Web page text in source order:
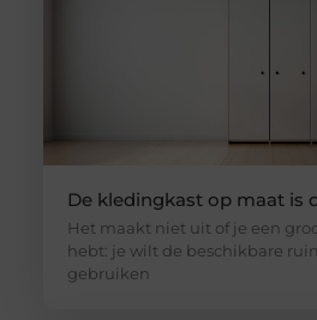
De kledingkast op maat is
Het maakt niet uit of je een
hebt: je wilt de beschikbare
gebruiken